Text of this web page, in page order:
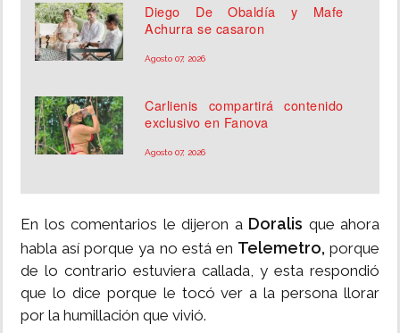
Diego De Obaldía y Mafe
Achurra se casaron
Agosto 07, 2026
Carlienis compartirá contenido
exclusivo en Fanova
Agosto 07, 2026
En los comentarios le dijeron a Doralis que ahora
habla así porque ya no está en Telemetro, porque
de lo contrario estuviera callada, y esta respondió
que lo dice porque le tocó ver a la persona llorar
por la humillación que vivió.